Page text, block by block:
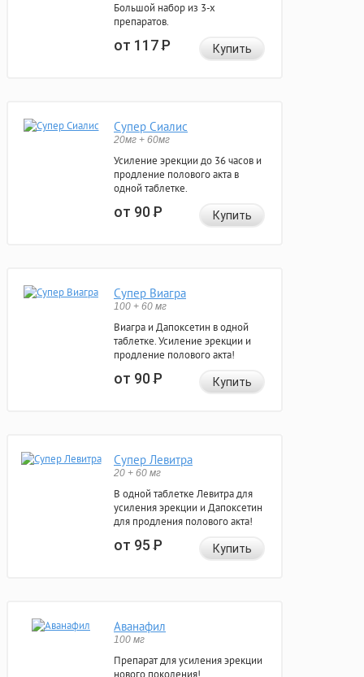
Большой набор из 3-х
препаратов.
от 117Р Купить
Супер Сиалис
20мг + 60мг
Усиление эрекции до 36 часов и
продление полового акта в
одной таблетке.
от 90Р Купить
Супер Виагра
100 + 60 мг
Виагра и Дапоксетин в одной
таблетке. Усиление эрекции и
продление полового акта!
от 90Р Купить
Супер Левитра
20 + 60 мг
В одной таблетке Левитра для
усиления эрекции и Дапоксетин
для продления полового акта!
от 95Р Купить
Аванафил
100 мг
Препарат для усиления эрекции